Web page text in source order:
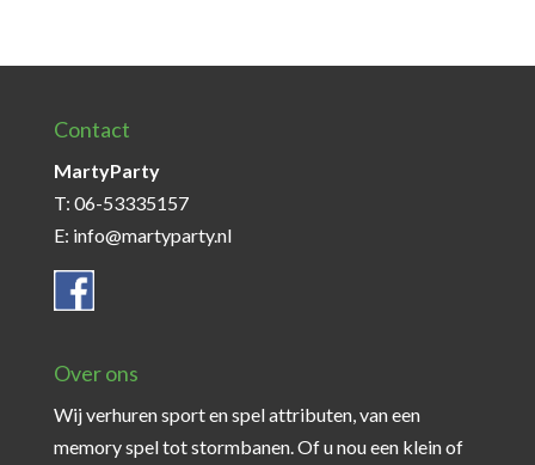
Contact
MartyParty
T: 06-53335157
E: info@martyparty.nl
Over ons
Wij verhuren sport en spel attributen, van een
memory spel tot stormbanen. Of u nou een klein of